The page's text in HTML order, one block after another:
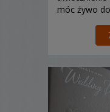
móc żywo
Was.